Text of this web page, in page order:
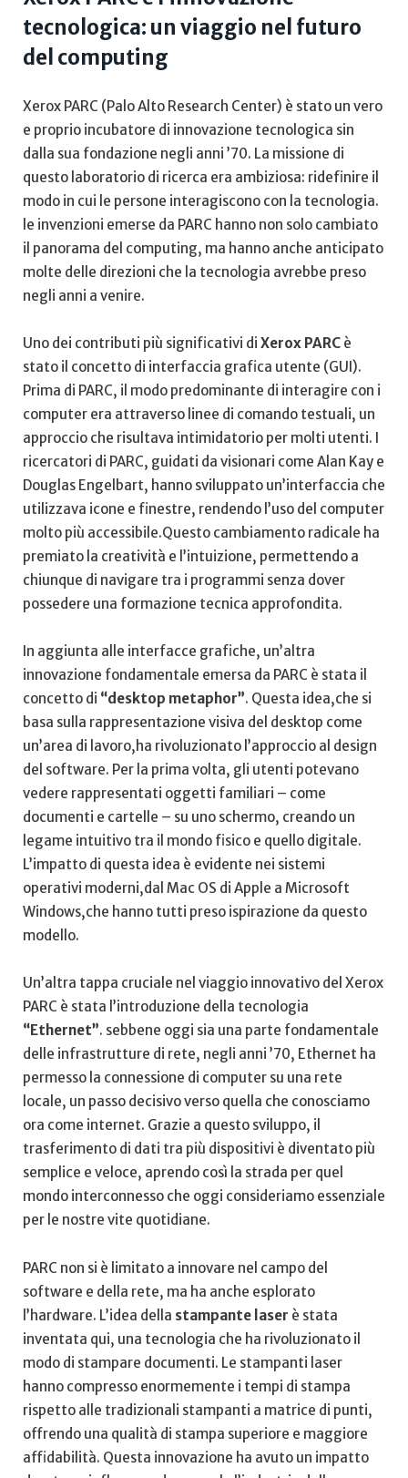
tecnologica: un viaggio nel futuro
del computing
Xerox PARC‍ (Palo Alto Research Center) è ⁤stato un vero
e proprio incubatore di innovazione tecnologica sin
dalla sua fondazione negli anni ’70. La missione di⁣
questo laboratorio di ricerca era ambiziosa: ridefinire il
modo in cui le⁣ persone interagiscono con la tecnologia.‍
le invenzioni emerse da PARC hanno non solo⁤ cambiato
il panorama del computing, ma‌ hanno ‌anche anticipato
molte‍ delle direzioni che la tecnologia avrebbe preso ​
negli anni a venire.
Uno dei contributi più significativi di Xerox ⁤PARC è
stato il concetto​ di interfaccia ‌grafica utente (GUI).
Prima di PARC, il modo predominante ‍di interagire con i
computer era attraverso linee di comando ‍testuali, un
approccio che ⁤risultava intimidatorio per molti utenti. ‍I
ricercatori di PARC, guidati da visionari⁤ come Alan⁣ Kay e‌
Douglas Engelbart, hanno ‍sviluppato‍ un’interfaccia ⁤che
utilizzava icone e ‍finestre, rendendo l’uso del computer
molto più accessibile.Questo cambiamento radicale ha
premiato la creatività ⁣e l’intuizione, permettendo⁢ a⁣
chiunque ⁣di navigare ‌tra i programmi‌ senza dover
possedere⁤ una formazione tecnica approfondita.
In aggiunta‌ alle interfacce grafiche,​ un’altra
innovazione fondamentale emersa da PARC⁢ è stata il‍
concetto ⁤di “desktop ⁤metaphor”. Questa idea,che si
basa sulla rappresentazione visiva del desktop come
un’area di lavoro,ha rivoluzionato l’approccio al design
del software.⁤ Per la prima volta, gli utenti potevano
vedere rappresentati oggetti familiari – come
documenti e cartelle – su⁤ uno ⁤schermo, creando un
legame intuitivo tra​ il​ mondo fisico e quello⁣ digitale.
L’impatto di ‌questa idea è evidente nei sistemi
operativi moderni,dal Mac OS di Apple a Microsoft
Windows,che ‍hanno tutti preso ispirazione da questo
modello.
Un’altra tappa cruciale nel viaggio innovativo del Xerox
PARC è stata l’introduzione​ della‌ tecnologia
“Ethernet”. ⁤sebbene oggi sia una parte fondamentale
delle infrastrutture di rete, negli anni ’70, Ethernet ⁣ha
permesso la connessione di computer su una rete
locale,⁣ un passo decisivo verso ⁤quella che conosciamo
ora come internet. ⁣Grazie a questo sviluppo, il
trasferimento di dati ‍tra più dispositivi è diventato più
semplice e veloce, aprendo così la strada per quel
mondo interconnesso ​che oggi consideriamo essenziale
per le ⁣nostre vite quotidiane.
PARC⁢ non si è limitato a innovare nel campo del
software ⁤e della rete, ma ha anche esplorato
l’hardware. L’idea della stampante laser è stata
inventata qui, ​una tecnologia‌ che ha rivoluzionato il
modo di stampare documenti. Le‍ stampanti laser
hanno compresso enormemente ⁢i tempi di stampa
rispetto alle tradizionali stampanti a matrice di punti,
offrendo una qualità di ‍stampa superiore e maggiore
affidabilità. Questa‌ innovazione ha avuto un impatto